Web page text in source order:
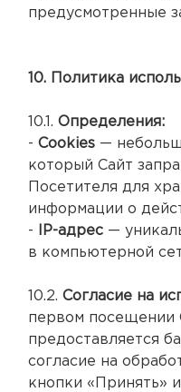
предусмотренные
10. Политика
10.1. Определения:
- Cookies —
который Сайт
Посетителя для
информации о
-
IP-адрес —
в компьютерной
10.2. Согласие на
первом посещении
предоставляется
согласие на
кнопки «Принять»